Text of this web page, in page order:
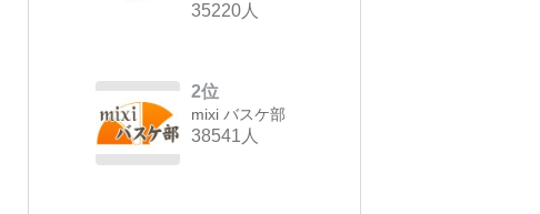
35220人
2位
mixi バスケ部
38541人